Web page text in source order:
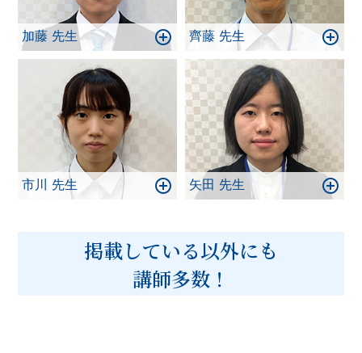
加藤 先生 齊藤 先生
市川 先生 矢田 先生
掲載している以外にも
講師多数！